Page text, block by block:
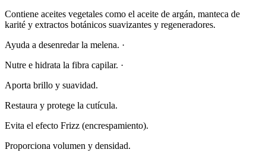
Contiene aceites vegetales como el aceite de argán, manteca de
karité y extractos botánicos suavizantes y regeneradores.
Ayuda a desenredar la melena. ·
Nutre e hidrata la fibra capilar. ·
Aporta brillo y suavidad.
Restaura y protege la cutícula.
Evita el efecto Frizz (encrespamiento).
Proporciona volumen y densidad.